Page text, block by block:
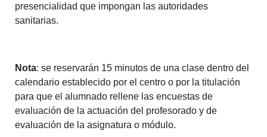
presencialidad que impongan las autoridades
sanitarias.
Nota: se reservarán 15 minutos de una clase dentro del
calendario establecido por el centro o por la titulación
para que el alumnado rellene las encuestas de
evaluación de la actuación del profesorado y de
evaluación de la asignatura o módulo.